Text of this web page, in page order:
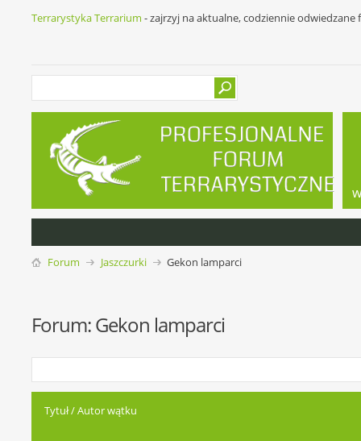
Terrarystyka Terrarium - zajrzyj na aktualne, codziennie
Forum Jaszczurki Gekon lamparci
Forum:Gekon lamparci
Tytuł/Autor wątku